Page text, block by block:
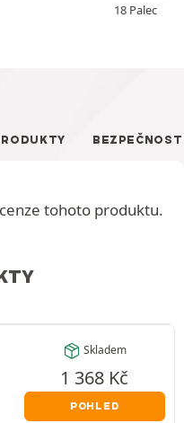
18 Palec
BEZPEČNOST
tohoto produktu.
Skladem
1 368 Kč
POHLED